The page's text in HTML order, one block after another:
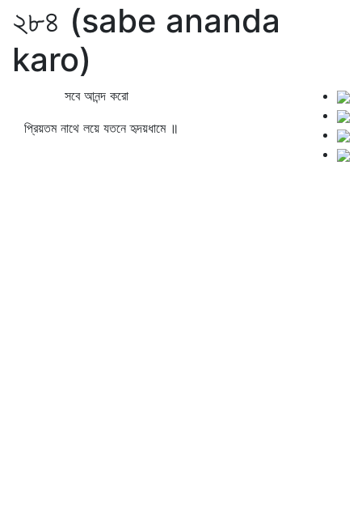
২৮৪ (sabe ananda
karo)
সবে আনন্দ করো
প্রিয়তম নাথে লয়ে যতনে হৃদয়ধামে ॥